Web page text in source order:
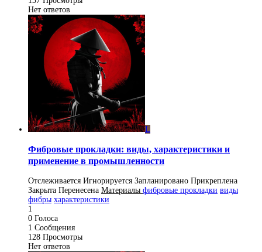
Нет ответов
L
Фибровые прокладки: виды, характеристики и
применение в промышленности
Отслеживается Игнорируется Запланировано Прикреплена
Закрыта Перенесена Материалы фибровые прокладки виды
фибры характеристики
1
0 Голоса
1 Сообщения
128 Просмотры
Нет ответов